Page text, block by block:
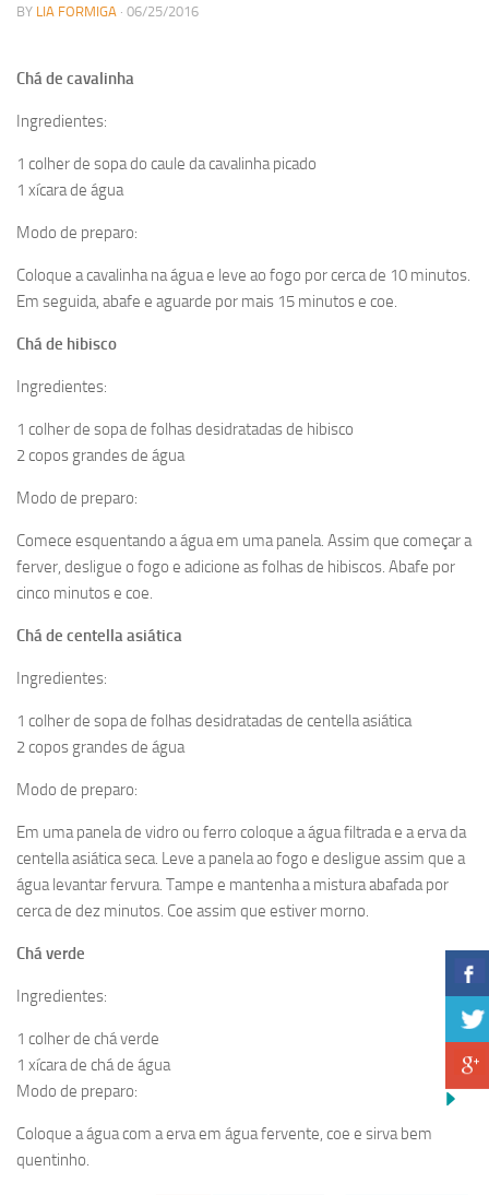
BY LIA FORMIGA · 06/25/2016
Chá de cavalinha
Ingredientes:
1 colher de sopa do caule da cavalinha picado
1 xícara de água
Modo de preparo:
Coloque a cavalinha na água e leve ao fogo por cerca de 10 minutos.
Em seguida, abafe e aguarde por mais 15 minutos e coe.
Chá de hibisco
Ingredientes:
1 colher de sopa de folhas desidratadas de hibisco
2 copos grandes de água
Modo de preparo:
Comece esquentando a água em uma panela. Assim que começar a
ferver, desligue o fogo e adicione as folhas de hibiscos. Abafe por
cinco minutos e coe.
Chá de centella asiática
Ingredientes:
1 colher de sopa de folhas desidratadas de centella asiática
2 copos grandes de água
Modo de preparo:
Em uma panela de vidro ou ferro coloque a água filtrada e a erva da
centella asiática seca. Leve a panela ao fogo e desligue assim que a
água levantar fervura. Tampe e mantenha a mistura abafada por
cerca de dez minutos. Coe assim que estiver morno.
Chá verde
Ingredientes:
1 colher de chá verde
1 xícara de chá de água
Modo de preparo:
Coloque a água com a erva em água fervente, coe e sirva bem
quentinho.